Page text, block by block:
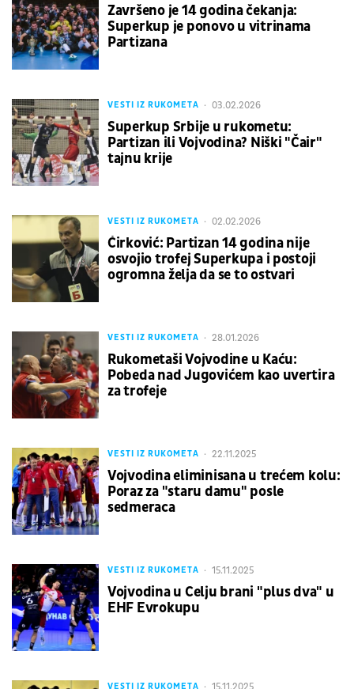
Završeno je 14 godina čekanja:
Superkup je ponovo u vitrinama
Partizana
VESTI IZ RUKOMETA 03.02.2026
Superkup Srbije u rukometu:
Partizan ili Vojvodina? Niški "Čair"
tajnu krije
VESTI IZ RUKOMETA 02.02.2026
Ćirković: Partizan 14 godina nije
osvojio trofej Superkupa i postoji
ogromna želja da se to ostvari
VESTI IZ RUKOMETA 28.01.2026
Rukometaši Vojvodine u Kaću:
Pobeda nad Jugovićem kao uvertira
za trofeje
VESTI IZ RUKOMETA 22.11.2025
Vojvodina eliminisana u trećem kolu:
Poraz za "staru damu" posle
sedmeraca
VESTI IZ RUKOMETA 15.11.2025
Vojvodina u Celju brani "plus dva" u
EHF Evrokupu
VESTI IZ RUKOMETA